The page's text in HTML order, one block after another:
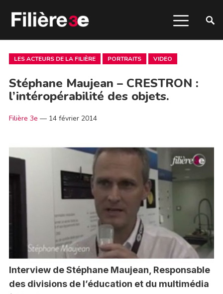
LES ACTEURS DE LA FILIÈRE PORTRAITS VIDEO
Stéphane Maujean – CRESTRON :
l’intéropérabilité des objets.
Filière 3e — 14 février 2014
Interview de Stéphane Maujean, Responsable
des divisions de l’éducation et du multimédia